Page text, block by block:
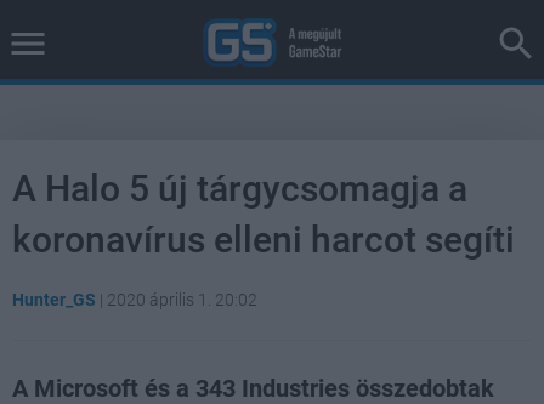
A Halo 5 új tárgycsomagja a
koronavírus elleni harcot segíti
Hunter_GS | 2020 április 1. 20:02
A Microsoft és a 343 Industries összedobtak